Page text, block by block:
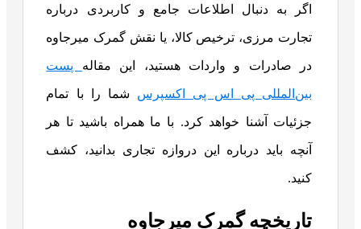
اگر به دنبال اطلاعات جامع و کاربردی درباره
تجارت مرزی، ترخیص کالا، یا نقش گمرک میرجاوه
در صادرات و واردات هستید، این مقاله پست
بین‌المللی پی اس پی اکسپرس شما را با تمام
جزئیات آشنا خواهد کرد. با ما همراه باشید تا هر
آنچه باید درباره این دروازه تجاری بدانید، کشف
کنید.
تاریخچه گمرک میرجاوه